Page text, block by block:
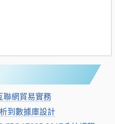
聯網貿易實務
到數據庫設計